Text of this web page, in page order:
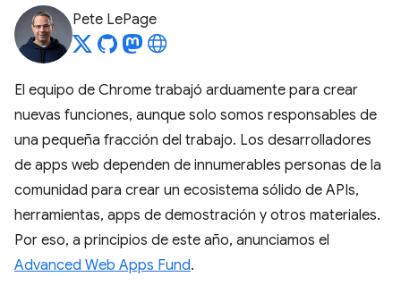
Pete LePage
El equipo de Chrome trabajó arduamente para crear
nuevas funciones, aunque solo somos responsables de
una pequeña fracción del trabajo. Los desarrolladores
de apps web dependen de innumerables personas de la
comunidad para crear un ecosistema sólido de APIs,
herramientas, apps de demostración y otros materiales.
Por eso, a principios de este año, anunciamos el
Advanced Web Apps Fund.